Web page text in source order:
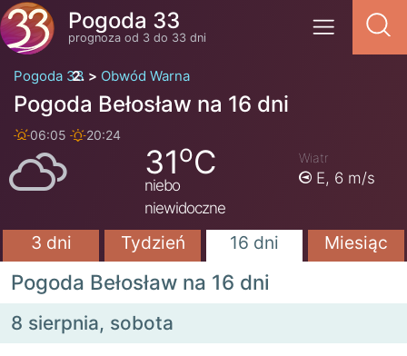
Pogoda 33
prognoza od 3 do 33 dni
Pogoda 33 Obwód Warna
Pogoda Bełosław na 16 dni
06:05 20:24
31oC
niebo
niewidoczne
Wiatr
E, 6 m/s
3 dni Tydzień 16 dni Miesiąc
Pogoda Bełosław na 16 dni
8 sierpnia, sobota